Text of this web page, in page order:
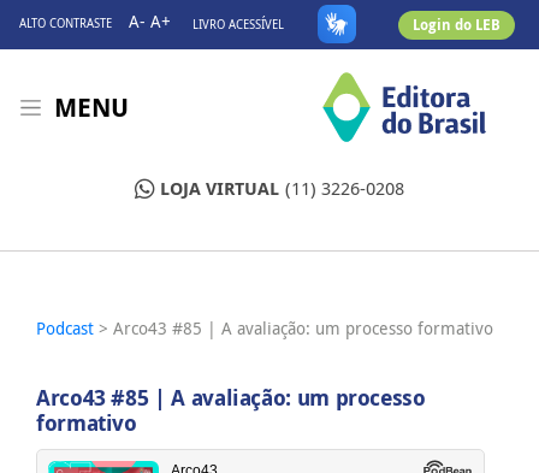
ALTO CONTRASTE A- A+ LIVRO ACESSÍVEL Login do LEB
MENU
LOJA VIRTUAL (11) 3226-0208
Podcast > Arco43 #85 | A avaliação: um processo formativo
Arco43 #85 | A avaliação: um processo
formativo